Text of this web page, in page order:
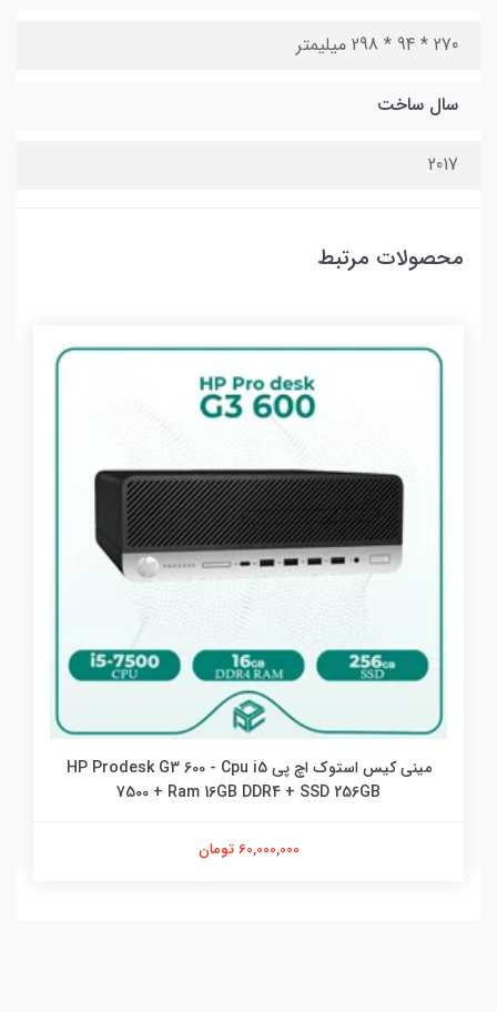
270 * 94 * 298 میلیمتر
سال ساخت
2017
محصولات مرتبط
مینی کیس استوک اچ پی HP Prodesk G3 600 - Cpu i5
7500 + Ram 16GB DDR4 + SSD 256GB
60,000,000 تومان